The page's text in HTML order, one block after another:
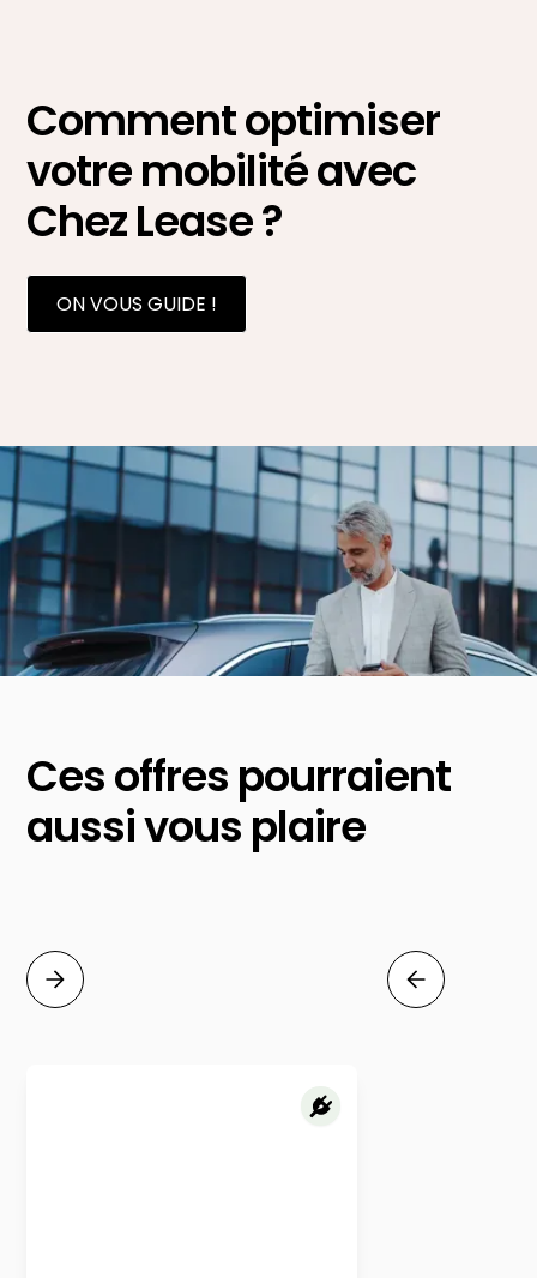
Comment optimiser
votre mobilité avec
Chez Lease ?
ON VOUS GUIDE !
Ces offres pourraient
aussi vous plaire